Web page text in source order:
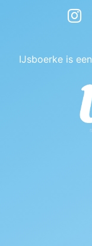
IJsboerke is